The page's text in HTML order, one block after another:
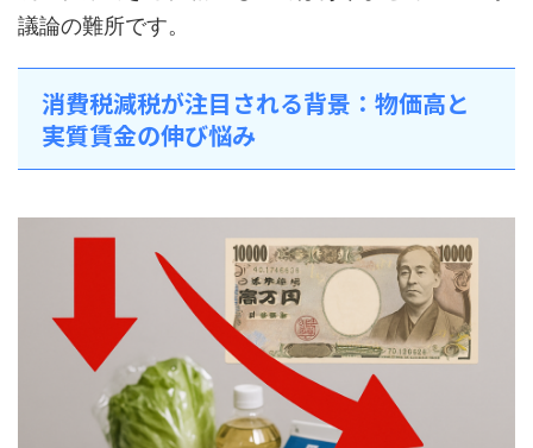
議論の難所です。
消費税減税が注目される背景：物価高と
実質賃金の伸び悩み